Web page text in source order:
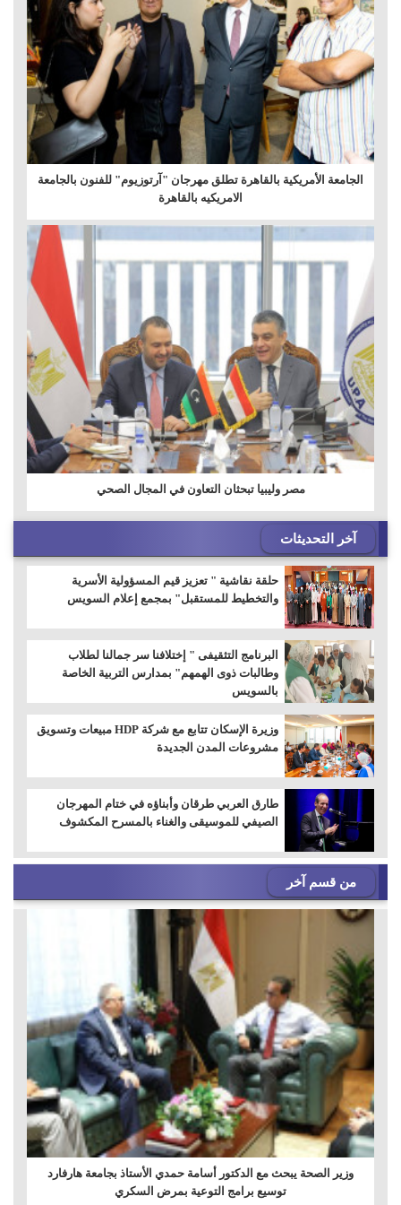
الجامعة الأمريكية بالقاهرة تطلق مهرجان "آرتوزيوم" للفنون بالجامعة
الامريكيه بالقاهرة
مصر وليبيا تبحثان التعاون في المجال الصحي
آخر التحديثات
حلقة نقاشية " تعزيز قيم المسؤولية الأسرية
والتخطيط للمستقبل" بمجمع إعلام السويس
البرنامج التثقيفى " إختلافنا سر جمالنا لطلاب
وطالبات ذوى الهمهم" بمدارس التربية الخاصة
بالسويس
وزيرة الإسكان تتابع مع شركة HDP مبيعات وتسويق
مشروعات المدن الجديدة
طارق العربي طرقان وأبناؤه في ختام المهرجان
الصيفي للموسيقى والغناء بالمسرح المكشوف
من قسم آخر
وزير الصحة يبحث مع الدكتور أسامة حمدي الأستاذ بجامعة هارفارد
توسيع برامج التوعية بمرض السكري